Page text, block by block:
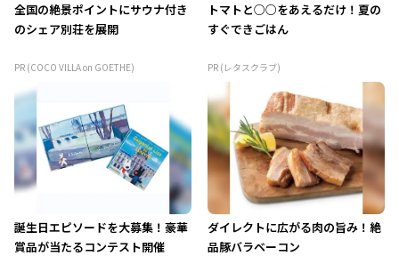
全国の絶景ポイントにサウナ付き
のシェア別荘を展開
PR (COCO VILLA on GOETHE)
トマトと○○をあえるだけ！夏の
すぐできごはん
PR (レタスクラブ)
誕生日エピソードを大募集！豪華
賞品が当たるコンテスト開催
ダイレクトに広がる肉の旨み！絶
品豚バラベーコン